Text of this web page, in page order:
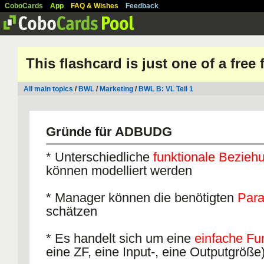
CoboCards App FAQ & Wishes Feedback
This flashcard is just one of a free
All main topics / BWL / Marketing / BWL B: VL Teil 1
Gründe für ADBUDG
* Unterschiedliche funktionale
können modelliert werden
* Manager können die benötigten
schätzen
* Es handelt sich um eine einfache
eine ZF, eine Input-, eine